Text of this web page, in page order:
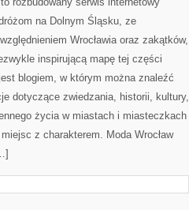
na Dolnym Śląsku, ze
Wrocławia oraz zakątków,
inspirującą mapę tej części
blogiem, w którym można znaleźć
dotyczące zwiedzania, historii, kultury,
życia w miastach i miasteczkach
z charakterem. Moda Wrocław